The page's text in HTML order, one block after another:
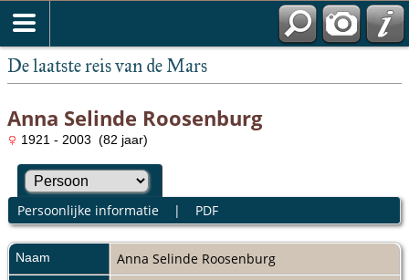
De laatste reis van de Mars
Anna Selinde Roosenburg
1921 - 2003 (82 jaar)
Persoonlijke informatie| PDF
Naam Anna Selinde Roosenburg